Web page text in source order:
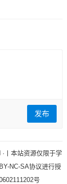
发布
丨本站资源仅限于学
NC-SA协议进行授
号